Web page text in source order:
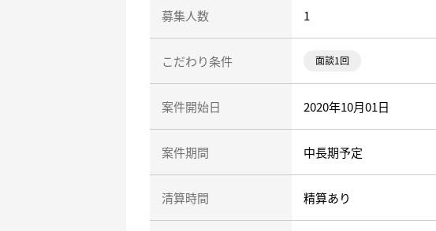
募集人数 1
こだわり条件 面談1回
案件開始日 2020年10月01日
案件期間 中長期予定
清算時間 精算あり